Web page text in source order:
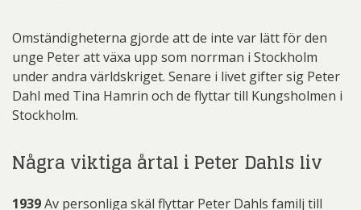
Omständigheterna gjorde att de inte var lätt för den
unge Peter att växa upp som norrman i Stockholm
under andra världskriget. Senare i livet gifter sig Peter
Dahl med Tina Hamrin och de flyttar till Kungsholmen i
Stockholm.
Några viktiga årtal i Peter Dahls liv
1939Av personliga skäl flyttar Peter Dahls familj till